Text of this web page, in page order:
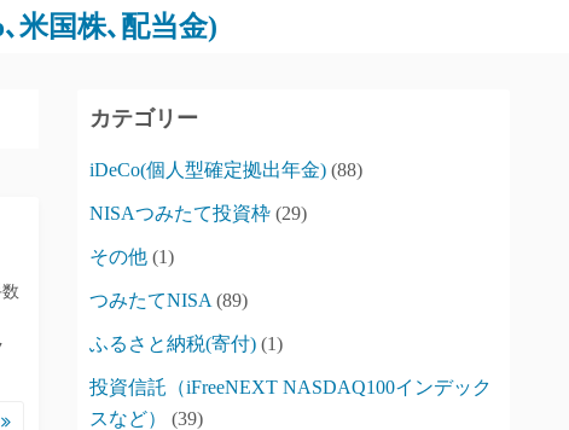
米国株､配当金)
カテゴリー
iDeCo(個人型確定拠出年金) (88)
NISAつみたて投資枠 (29)
その他 (1)
つみたてNISA (89)
ふるさと納税(寄付) (1)
投資信託（iFreeNEXT NASDAQ100インデック
スなど）
(39)